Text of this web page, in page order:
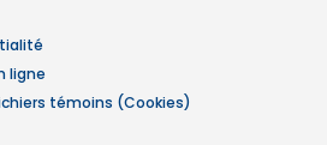
ligne
témoins (Cookies)